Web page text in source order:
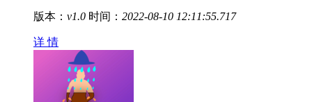
版本： v1.0 时间： 2022-08-10 12:11:55.717
详 情